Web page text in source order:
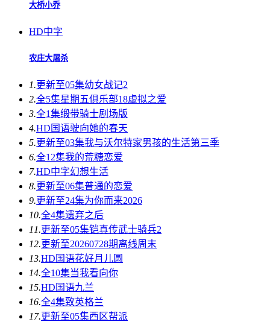
大桥小乔
HD中字
农庄大屠杀
1.更新至05集幼女战记2
2.全5集星期五俱乐部18虚拟之爱
3.全1集缎带骑士剧场版
4.HD国语驶向她的春天​
5.更新至03集我与沃尔特家男孩的生活第三季
6.全12集我的荒糖恋爱
7.HD中字幻想生活
8.更新至06集普通的恋爱
9.更新至24集为你而来2026
10.全4集遗弃之后
11.更新至05集铠真传武士骑兵2
12.更新至20260728期离线周末
13.HD国语花好月儿圆
14.全10集当我看向你
15.HD国语九兰
16.全4集致英格兰
17.更新至05集西区帮派